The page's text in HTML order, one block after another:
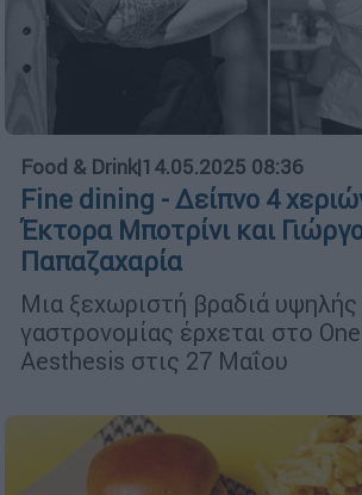
Food & Drink|14.05.2025 08:36
Fine dining - Δείπνο 4
Έκτορα Μποτρίνι και
Παπαζαχαρία
Μια ξεχωριστή βραδιά υψηλής
γαστρονομίας έρχεται στο
Aesthesis στις 27 Μαΐου